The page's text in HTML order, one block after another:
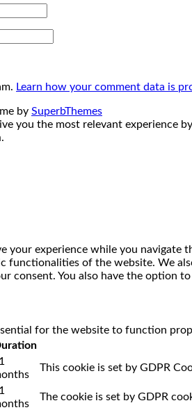
Learn how your comment data is
by SuperbThemes
you the most relevant experience
.
your experience while you
functionalities of the website. We
consent. You also have the option
for the website to function
This cookie is set by GDPR
The cookie is set by GDPR